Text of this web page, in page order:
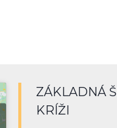
ZÁKLADNÁ
KRÍŽI